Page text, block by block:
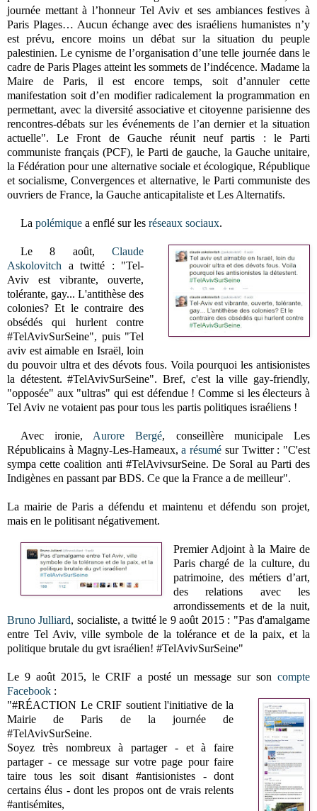
journée mettant à l’honneur Tel Aviv et ses ambiances festives à
Paris Plages… Aucun échange avec des israéliens humanistes n’y
est prévu, encore moins un débat sur la situation du peuple
palestinien. Le cynisme de l’organisation d’une telle journée dans le
cadre de Paris Plages atteint les sommets de l’indécence. Madame la
Maire de Paris, il est encore temps, soit d’annuler cette
manifestation soit d’en modifier radicalement la programmation en
permettant, avec la diversité associative et citoyenne parisienne des
rencontres-débats sur les événements de l’an dernier et la situation
actuelle". Le Front de Gauche réunit neuf partis : le Parti
communiste français (PCF), le Parti de gauche, la Gauche unitaire,
la Fédération pour une alternative sociale et écologique, République
et socialisme, Convergences et alternative, le Parti communiste des
ouvriers de France, la Gauche anticapitaliste et Les Alternatifs.
La polémiquea enflé sur les réseaux sociaux.
Le 8 août,Claude
Askolovitch a twitté : "Tel-
Aviv est vibrante, ouverte,
tolérante, gay... L'antithèse des
colonies? Et le contraire des
obsédés qui hurlent contre
#TelAvivSurSeine", puis "Tel
aviv est aimable en Israël, loin
du pouvoir ultra et des dévots fous. Voila pourquoi les antisionistes
la détestent. #TelAvivSurSeine". Bref, c'est la ville gay-friendly,
"opposée" aux "ultras" qui est défendue ! Comme si les électeurs à
Tel Aviv ne votaient pas pour tous les partis politiques israéliens !
Avec ironie, Aurore Bergé, conseillère municipale Les
Républicains à Magny-Les-Hameaux,a résumé sur Twitter : "C'est
sympa cette coalition anti #TelAvivsurSeine. De Soral au Parti des
Indigènes en passant par BDS. Ce que la France a de meilleur".
La mairie de Paris a défendu et maintenu et défendu son projet,
mais en le politisant négativement.
Premier Adjoint à la Maire de
Paris chargé de la culture, du
patrimoine, des métiers d’art,
des relations avec les
arrondissements et de la nuit,
Bruno Julliard, socialiste, a twitté le 9 août 2015 : "Pas d'amalgame
entre Tel Aviv, ville symbole de la tolérance et de la paix, et la
politique brutale du gvt israélien! #TelAvivSurSeine"
Le 9 août 2015, le CRIF a posté un message sur son compte
Facebook :
"‪#‎RÉACTION‬ Le CRIF soutient l'initiative de la
Mairie de Paris de la journée de
‪#‎TelAvivSurSeine‬.
Soyez très nombreux à partager - et à faire
partager - ce message sur votre page pour faire
taire tous les soit disant ‪#‎antisionistes‬ - dont
certains élus - dont les propos ont de vrais relents
‪#‎antisémites‬,